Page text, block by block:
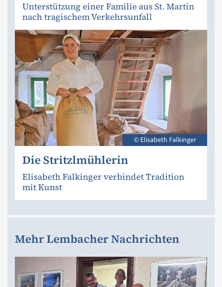
Unterstützung einer Familie aus St. Martin
nach tragischem Verkehrsunfall
© Elisabeth Falkinger
Die Stritzlmühlerin
Elisabeth Falkinger verbindet Tradition
mit Kunst
Mehr Lembacher Nachrichten